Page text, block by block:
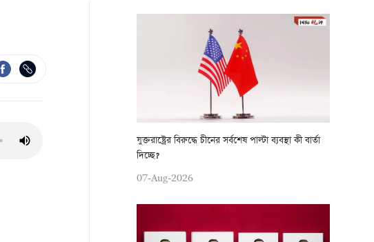
যুক্তরাষ্ট্রের বিরুদ্ধে চীনের সর্বশেষ পাল্টা ব্যবস্থা কী বার্তা
দিচ্ছে?
07-Aug-2026